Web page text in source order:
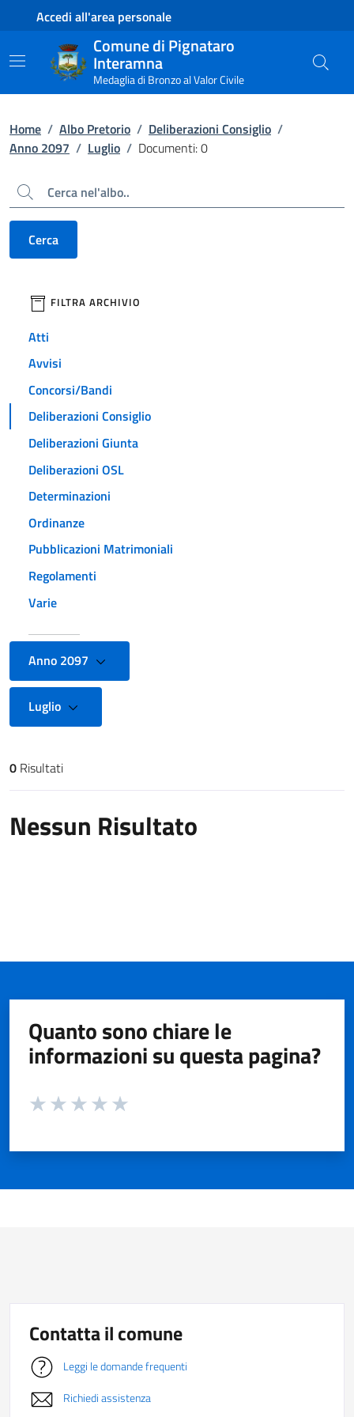
Contenuto principale
Piede di paginaAccedi all'area personale
Comune di Pignataro
Interamna
Medaglia di Bronzo al Valor Civile
Home / Albo Pretorio / Deliberazioni Consiglio /
Anno 2097 / Luglio / Documenti: 0
Cerca
Cerca
filtri da applicare
FILTRA ARCHIVIO
Atti
Avvisi
Concorsi/Bandi
Deliberazioni Consiglio
Deliberazioni Giunta
Deliberazioni OSL
Determinazioni
Ordinanze
Pubblicazioni Matrimoniali
Regolamenti
Varie
Anno 2097
Luglio
Risultati di ricerca
0 Risultati
Nessun Risultato
Quanto sono chiare le
informazioni su questa pagina?
Valuta da 1 a 5 stelle la pagina
Contatta il comune
Leggi le domande frequenti
Richiedi assistenza